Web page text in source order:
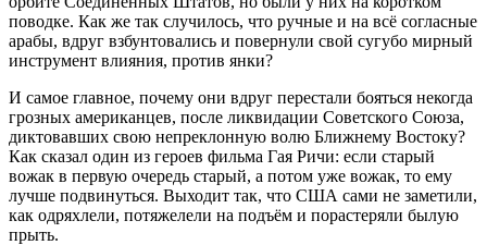
поводке. Как же так случилось, что ручные и на всё согласные
арабы, вдруг взбунтовались и повернули свой сугубо мирный
инструмент влияния, против янки?
И самое главное, почему они вдруг перестали бояться некогда
грозных американцев, после ликвидации Советского Союза,
диктовавших свою непреклонную волю Ближнему Востоку?
Как сказал один из героев фильма Гая Ричи: если старый
вожак в первую очередь старый, а потом уже вожак, то ему
лучше подвинуться. Выходит так, что США сами не заметили,
как одряхлели, потяжелели на подъём и порастеряли былую
прыть.